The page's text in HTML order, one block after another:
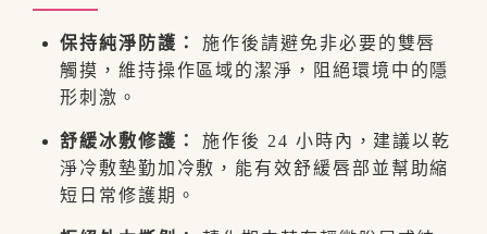
保持純淨防護：
施作後請避免非必要的雙唇
觸摸，維持操作區域的潔淨，阻絕環境中的隱
形刺激。
舒緩冰敷修護：
施作後 24 小時內，建議以乾
淨冷敷墊勤加冷敷，能有效舒緩唇部並幫助縮
短日常修護期。